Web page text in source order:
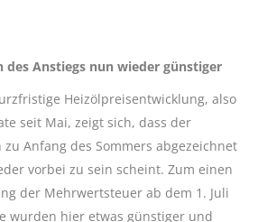
des Anstiegs nun wieder günstiger
Heizölpreisentwicklung, also
seit Mai, zeigt sich, dass der
Anfang des Sommers abgezeichnet
vorbei zu sein scheint. Zum einen
der Mehrwertsteuer ab dem 1. Juli
wurden hier etwas günstiger und